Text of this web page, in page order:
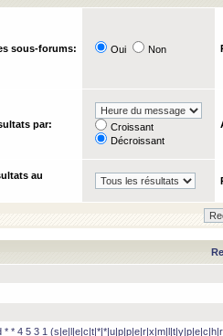
sous-forums: Oui Non
par:
Croissant
Décroissant
au
* * 4 5 3 1